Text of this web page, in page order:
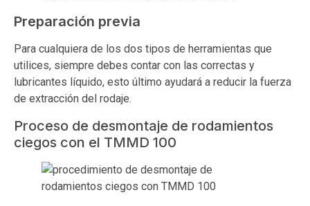
Preparación previa
Para cualquiera de los dos tipos de herramientas que
utilices, siempre debes contar con las correctas y
lubricantes líquido, esto último ayudará a reducir la fuerza
de extracción del rodaje.
Proceso de desmontaje de rodamientos
ciegos con el TMMD 100